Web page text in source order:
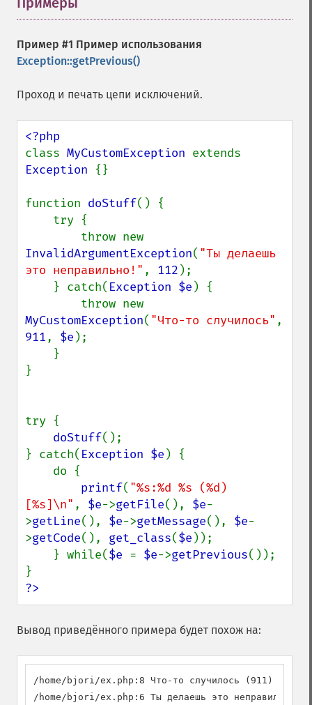
Пример #1 Пример использования
Exception::getPrevious()
Проход и печать цепи исключений.
class MyCustomException
Exception {}
function doStuff() {
InvalidArgumentException( "Ты делаешь
это неправильно!" , 112 );
    } catch(
Exception $e ) {
MyCustomException( "Что-то случилось"
911, $e );
}
try {
doStuff();
} catch( Exception $e ) {
printf( "%s:%d %s (%d)
[%s]\n" , $e->getFile(), $e-
>getLine(), $e->getMessage(), $e-
>getCode(), get_class($e ));
    } while(
$e = $e->getPrevious());
?>
Вывод приведённого примера будет похож на:
/home/bjori/ex.php:8 Что-то случилось (911)
/home/bjori/ex.php:6 Ты делаешь это